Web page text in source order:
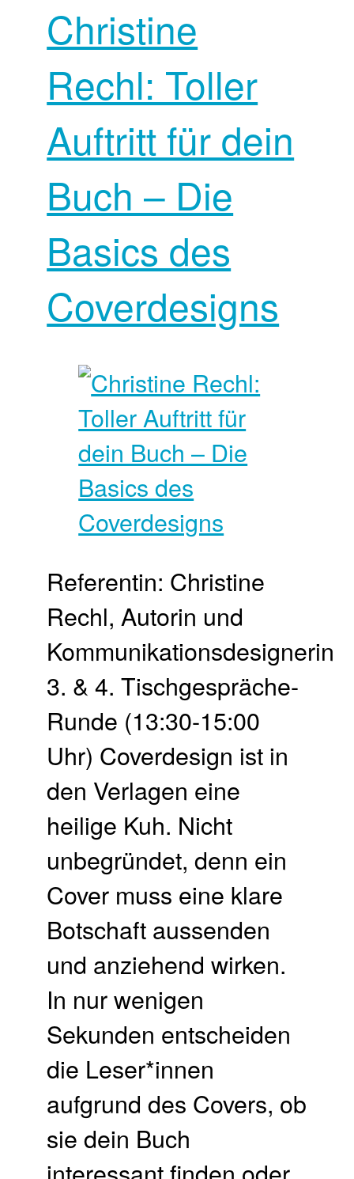
Christine
Rechl: Toller
Auftritt für dein
Buch – Die
Basics des
Coverdesigns
Referentin: Christine
Rechl, Autorin und
Kommunikationsdesignerin
3. & 4. Tisch­gespräche-
Runde (13:30-15:00
Uhr) Coverdesign ist in
den Verlagen eine
heilige Kuh. Nicht
unbegründet, denn ein
Cover muss eine klare
Botschaft aussenden
und anziehend wirken.
In nur wenigen
Sekunden entscheiden
die Leser*innen
aufgrund des Covers, ob
sie dein Buch